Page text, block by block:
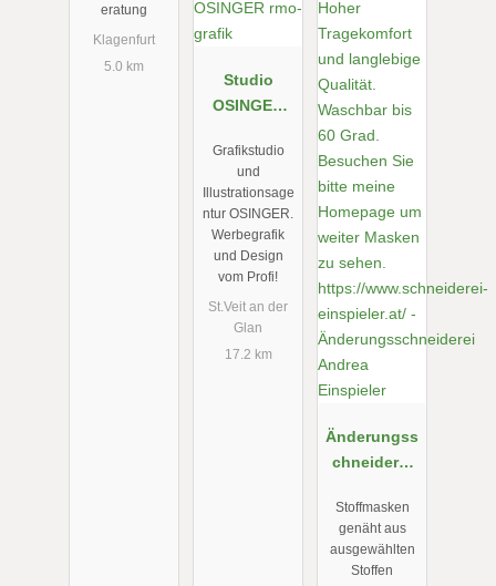
eratung
Klagenfurt
5.0 km
Studio
OSINGER
Grafikstudio
und
Illustrationsage
ntur OSINGER.
Werbegrafik
und Design
vom Profi!
St.Veit an der
Glan
17.2 km
Änderungss
chneiderei
Einspieler
Stoffmasken
genäht aus
ausgewählten
Stoffen